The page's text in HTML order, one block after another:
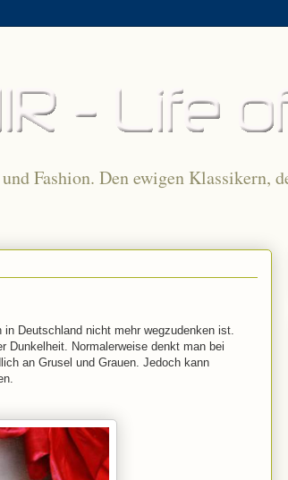
Fashion. Den ewigen Klassikern,
Deutschland nicht mehr wegzudenken ist.
Dunkelheit. Normalerweise denkt man bei
an Grusel und Grauen. Jedoch kann